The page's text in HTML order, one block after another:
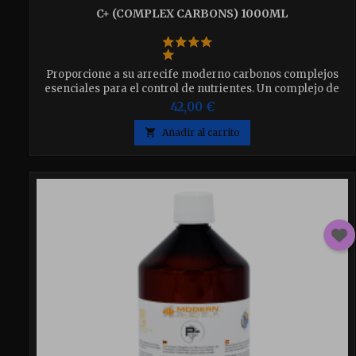
C+ (COMPLEX CARBONS) 1000ML
Proporcione a su arrecife moderno carbonos complejos
esenciales para el control de nutrientes. Un complejo de
sustancias de carbono y otros elementos orgánicos ligados
para mejorar la actividad de las bacterias reductoras de
nutrientes. Puede reducir tanto el nitrato como el fosfato.
42,00 €
 Añadir al carrito